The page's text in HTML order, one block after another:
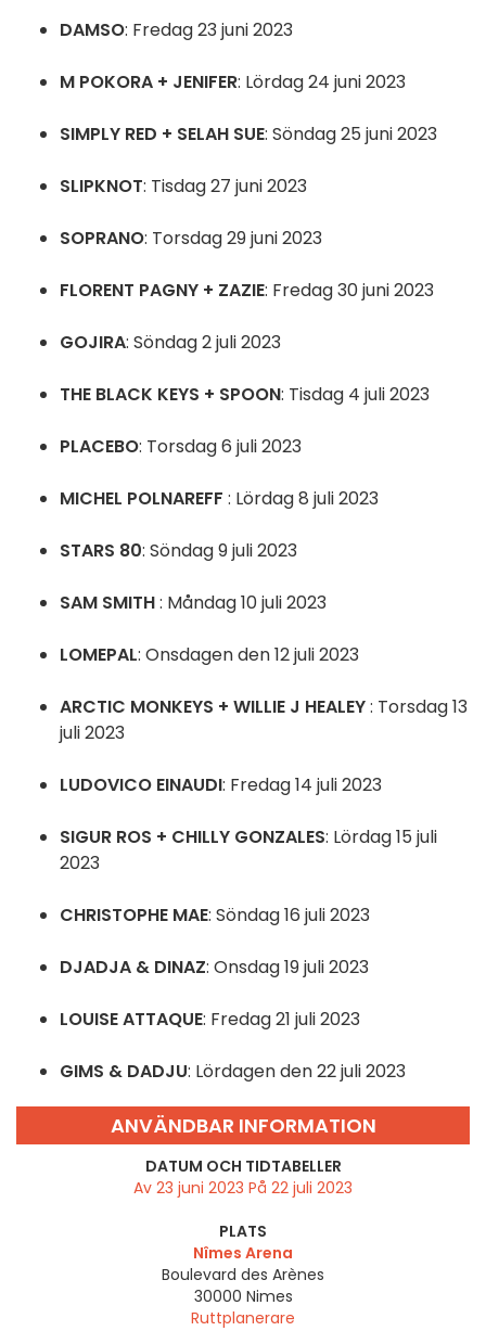
DAMSO: Fredag 23 juni 2023
M POKORA + JENIFER: Lördag 24 juni 2023
SIMPLY RED + SELAH SUE: Söndag 25 juni 2023
SLIPKNOT: Tisdag 27 juni 2023
SOPRANO: Torsdag 29 juni 2023
FLORENT PAGNY + ZAZIE: Fredag 30 juni 2023
GOJIRA: Söndag 2 juli 2023
THE BLACK KEYS + SPOON: Tisdag 4 juli 2023
PLACEBO: Torsdag 6 juli 2023
MICHEL POLNAREFF : Lördag 8 juli 2023
STARS 80: Söndag 9 juli 2023
SAM SMITH: Måndag 10 juli 2023
LOMEPAL: Onsdagen den 12 juli 2023
ARCTIC MONKEYS + WILLIE J HEALEY: Torsdag 13
juli 2023
LUDOVICO EINAUDI: Fredag 14 juli 2023
SIGUR ROS + CHILLY GONZALES: Lördag 15 juli
2023
CHRISTOPHE MAE: Söndag 16 juli 2023
DJADJA & DINAZ: Onsdag 19 juli 2023
LOUISE ATTAQUE: Fredag 21 juli 2023
GIMS & DADJU: Lördagen den 22 juli 2023
ANVÄNDBAR INFORMATION
DATUM OCH TIDTABELLER
Av 23 juni 2023 På 22 juli 2023
PLATS
Nîmes Arena
Boulevard des Arènes
30000 Nimes
Ruttplanerare